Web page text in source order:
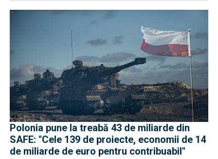
Polonia pune la treabă 43 de miliarde din
SAFE: "Cele 139 de proiecte, economii de 14
de miliarde de euro pentru contribuabil"